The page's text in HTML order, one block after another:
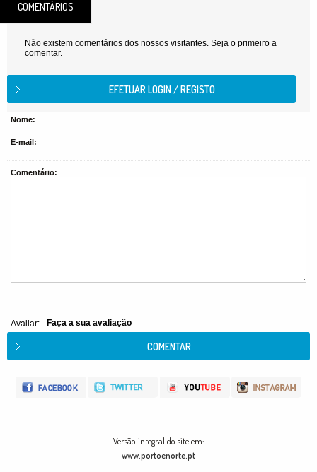
COMENTÁRIOS
Não existem comentários dos nossos visitantes. Seja o primeiro a
comentar.
Nome:
E-mail:
Comentário:
Avaliar: Faça a sua avaliação
Versão integral do site em:
www.portoenorte.pt